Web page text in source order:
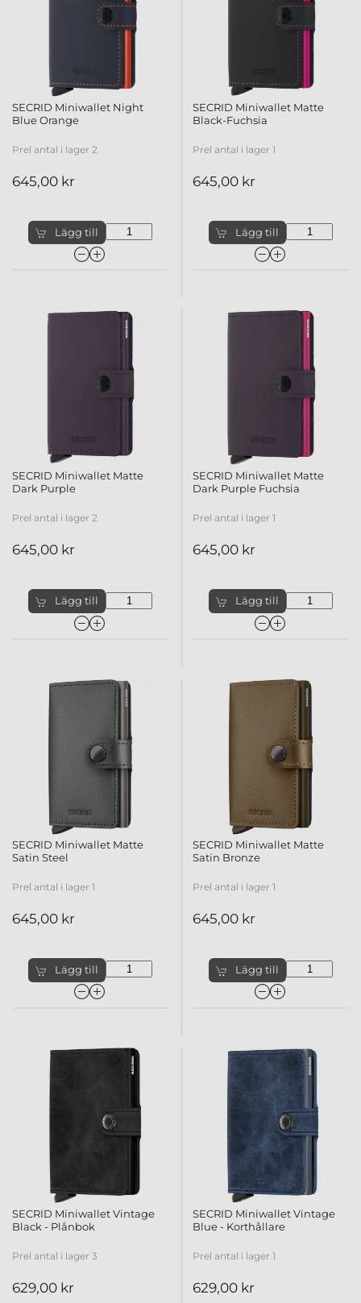
SECRID Miniwallet Night
Blue Orange
Prel antal i lager 2
645,00 kr
Lägg till
SECRID Miniwallet Matte
Black-Fuchsia
Prel antal i lager 1
645,00 kr
Lägg till
SECRID Miniwallet Matte
Dark Purple
Prel antal i lager 2
645,00 kr
Lägg till
SECRID Miniwallet Matte
Dark Purple Fuchsia
Prel antal i lager 1
645,00 kr
Lägg till
SECRID Miniwallet Matte
Satin Steel
Prel antal i lager 1
645,00 kr
Lägg till
SECRID Miniwallet Matte
Satin Bronze
Prel antal i lager 1
645,00 kr
Lägg till
SECRID Miniwallet Vintage
Black - Plånbok
Prel antal i lager 3
629,00 kr
SECRID Miniwallet Vintage
Blue - Korthållare
Prel antal i lager 1
629,00 kr